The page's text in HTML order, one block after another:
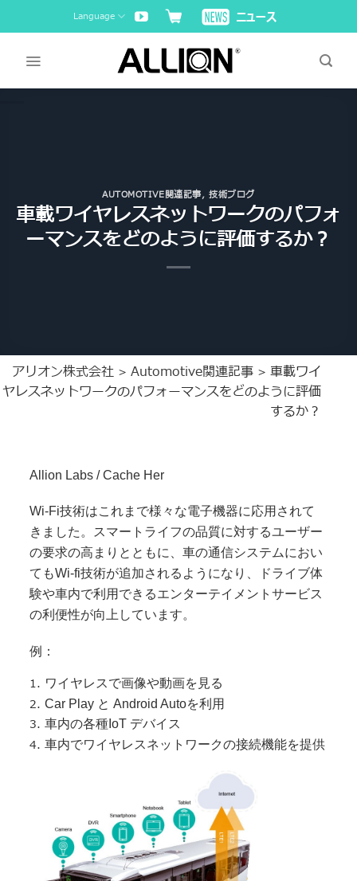
to
Language
AUTOMOTIVE関連記事,技術ブログ
車載ワイヤレスネットワークのパフォ
ーマンスをどのように評価するか？
アリオン株式会社 >Automotive関連記事 >車載ワイ
ヤレスネットワークのパフォーマンスをどのように評価
するか？
Allion Labs / Cache Her
Wi-Fi技術はこれまで様々な電子機器に応用されて
きました。スマートライフの品質に対するユーザー
の要求の高まりとともに、車の通信システムにおい
てもWi-fi技術が追加されるようになり、ドライブ体
験や車内で利用できるエンターテイメントサービス
の利便性が向上しています。
例：
ワイヤレスで画像や動画を見る
Car Play と Android Autoを利用
車内の各種IoT デバイス
車内でワイヤレスネットワークの接続機能を提供